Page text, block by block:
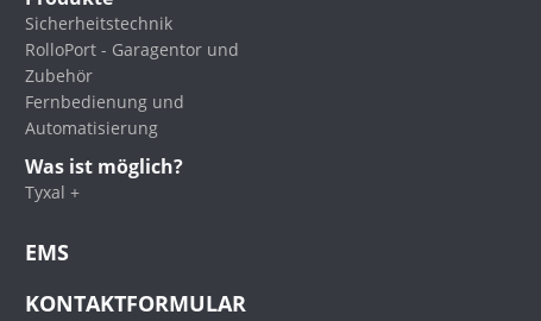
Sicherheitstechnik
RolloPort - Garagentor und
Zubehör
Fernbedienung und
Automatisierung
Was ist möglich?
Tyxal +
EMS
KONTAKTFORMULAR